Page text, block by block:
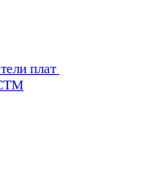
плат